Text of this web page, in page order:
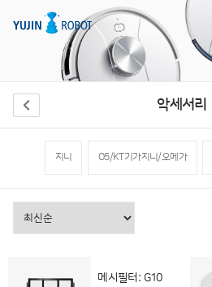
악세서리
지니 O5/KT기가지니/오메가
메시필터: G10